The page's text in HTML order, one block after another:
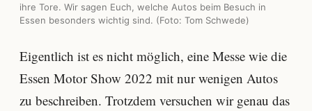
ihre Tore. Wir sagen Euch, welche Autos beim Besuch in
Essen besonders wichtig sind. (Foto: Tom Schwede)
Eigentlich ist es nicht möglich, eine Messe wie die
Essen Motor Show 2022 mit nur wenigen Autos
zu beschreiben. Trotzdem versuchen wir genau das